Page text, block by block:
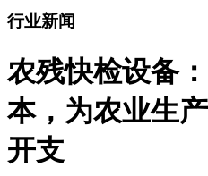
行业新闻
农残快检设备
本，为农业生
开支